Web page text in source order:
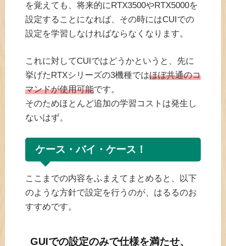
を覚えても、将来的にRTX3500やRTX5000を
設定することになれば、その時にはCUIでの
設定を学習しなければならなくなります。
これに対してCUIではどうかというと、先に
挙げたRTXシリーズの3機種ではほぼ共通のコ
マンドが使用可能です。
そのためほとんど追加の学習コストは発生し
ないはず。
ケース・バイ・ケース！
ここまでの内容をふまえてまとめると、以下
のような方針で設定を行うのが、はるるのお
すすめです。
GUIでの設定のみで仕様を満たせ、